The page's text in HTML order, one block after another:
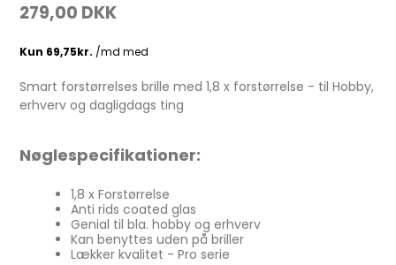
279,00 DKK
Smart forstørrelses brille med 1,8 x forstørrelse - til Hobby,
erhverv og dagligdags ting
Nøglespecifikationer:
1,8 x Forstørrelse
Anti rids coated glas
Genial til bla. hobby og erhverv
Kan benyttes uden på briller
Lækker kvalitet - Pro serie